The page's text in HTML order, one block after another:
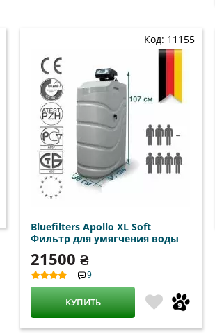
Код: 11155
Bluefilters Apollo XL Soft
Фильтр для умягчения воды
21500 ₴
9
КУПИТЬ